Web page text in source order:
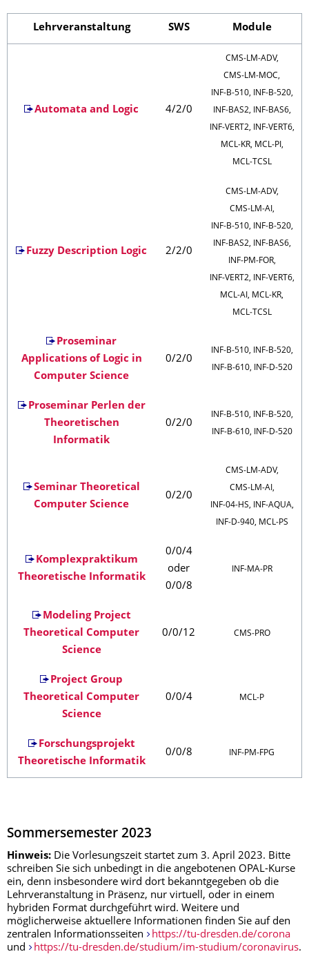
Lehrveranstaltung SWS Module
Automata and Logic 4/2/0
CMS‑LM‑ADV,
CMS‑LM‑MOC,
INF‑B‑510, INF‑B‑520,
INF‑BAS2, INF‑BAS6,
INF‑VERT2, INF‑VERT6,
MCL‑KR, MCL‑PI,
MCL‑TCSL
Fuzzy Description Logic 2/2/0
CMS‑LM‑ADV,
CMS‑LM‑AI,
INF‑B‑510, INF‑B‑520,
INF‑BAS2, INF‑BAS6,
INF‑PM‑FOR,
INF‑VERT2, INF‑VERT6,
MCL‑AI, MCL‑KR,
MCL‑TCSL
Proseminar
Applications of Logic in
Computer Science
0/2/0
INF‑B‑510, INF‑B‑520,
INF‑B‑610, INF‑D‑520
Proseminar Perlen der
Theoretischen
Informatik
0/2/0
INF‑B‑510, INF‑B‑520,
INF‑B‑610, INF‑D‑520
Seminar Theoretical
Computer Science
0/2/0
CMS‑LM‑ADV,
CMS‑LM‑AI,
INF‑04‑HS, INF‑AQUA,
INF‑D‑940, MCL‑PS
Komplexpraktikum
Theoretische Informatik
0/0/4
oder
0/0/8
INF‑MA‑PR
Modeling Project
Theoretical Computer
Science
0/0/12 CMS‑PRO
Project Group
Theoretical Computer
Science
0/0/4 MCL‑P
Forschungsprojekt
Theoretische Informatik
0/0/8 INF‑PM‑FPG
Sommersemester 2023
Hinweis: Die Vorlesungszeit startet zum 3. April 2023. Bitte
schreiben Sie sich unbedingt in die angebotenen OPAL-Kurse
ein, denn insbesondere wird dort bekanntgegeben ob die
Lehrveranstaltung in Präsenz, nur virtuell, oder in einem
hybriden Format durchgeführt wird. Weitere und
möglicherweise aktuellere Informationen finden Sie auf den
zentralen Informationsseiten
https://tu-dresden.de/corona
und
https://tu-dresden.de/studium/im-studium/coronavirus.